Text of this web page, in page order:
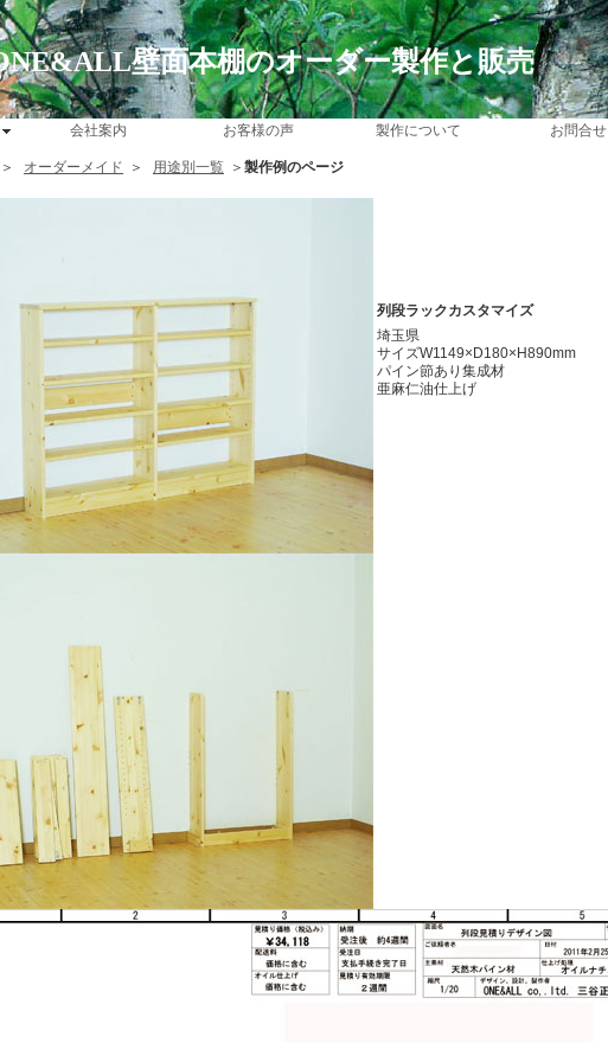
壁面本棚のオーダー製作と販売
会社案内 お客様の声 製作について お問合せ
＞ オーダーメイド ＞ 用途別一覧 ＞ 製作例のページ
列段ラックカスタマイズ
埼玉県
サイズW1149×D180×H890mm
パイン節あり集成材
亜麻仁油仕上げ